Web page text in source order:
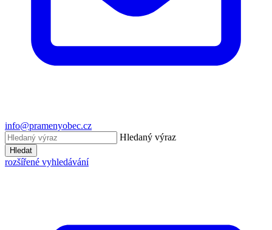
info@pramenyobec.cz
Hledaný výraz
Hledat
rozšířené vyhledávání